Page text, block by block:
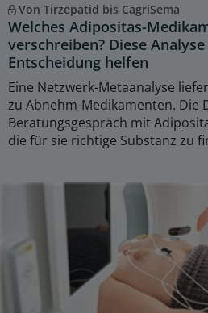
Von Tirzepatid bis CagriSema
Welches Adipositas-
verschreiben? Diese
Entscheidung helfen
Eine Netzwerk-Metaanalyse
zu Abnehm-Medikamenten. Die
Beratungsgespräch mit
die für sie richtige Substanz zu